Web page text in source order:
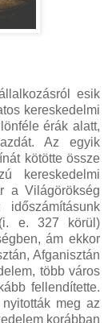
esik
kereskedelmi
érák alatt,
Az egyik
kötötte össze
kereskedelmi
a Világörökség
e. 327 körül)
ám ekkor
Afganisztán
több város
fellendítette.
meg az
korábban